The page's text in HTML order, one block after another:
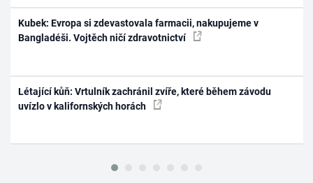
Kubek: Evropa si zdevastovala farmacii, nakupujeme v
Bangladéši. Vojtěch ničí zdravotnictví
Létající kůň: Vrtulník zachránil zvíře, které během závodu
uvízlo v kalifornských horách